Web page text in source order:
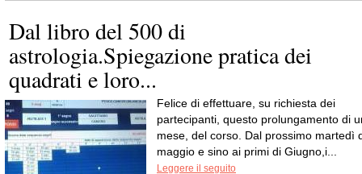
Dal libro del 500 di
astrologia.Spiegazione pratica dei
quadrati e loro...
Felice di effettuare, su richiesta dei
partecipanti, questo prolungamento di
mese, del corso. Dal prossimo martedì
maggio e sino ai primi di Giugno,i...
Leggere il seguito